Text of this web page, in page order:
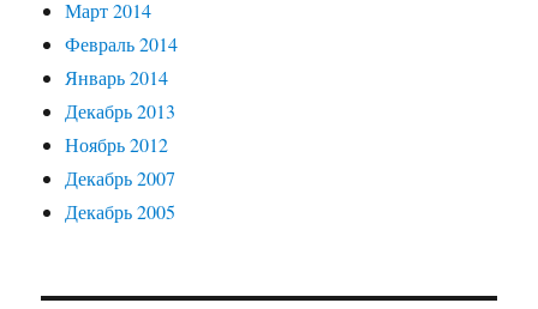
Март 2014
Февраль 2014
Январь 2014
Декабрь 2013
Ноябрь 2012
Декабрь 2007
Декабрь 2005